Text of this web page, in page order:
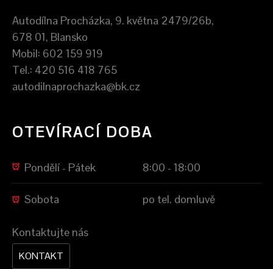
Autodílna Procházka, 9. května 2479/26b,
678 01, Blansko
Mobil: 602 159 919
Tel.: 420 516 418 765
autodilnaprochazka@bk.cz
OTEVÍRACÍ DOBA
Pondělí - Pátek 8:00 - 18:00
Sobota po tel. domluvě
Kontaktujte nás
KONTAKT